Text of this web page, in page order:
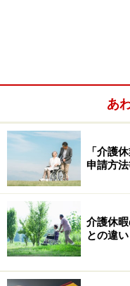
摂食に関するカ
【図1】口から喉を通
難しく見えると思いま
すべて理解できます。
はじめに少し、解剖
しいですが、丁寧に
見ながらがんばって読
まず、右の図の色か
あ
「介護
申請方
介護休
との違い